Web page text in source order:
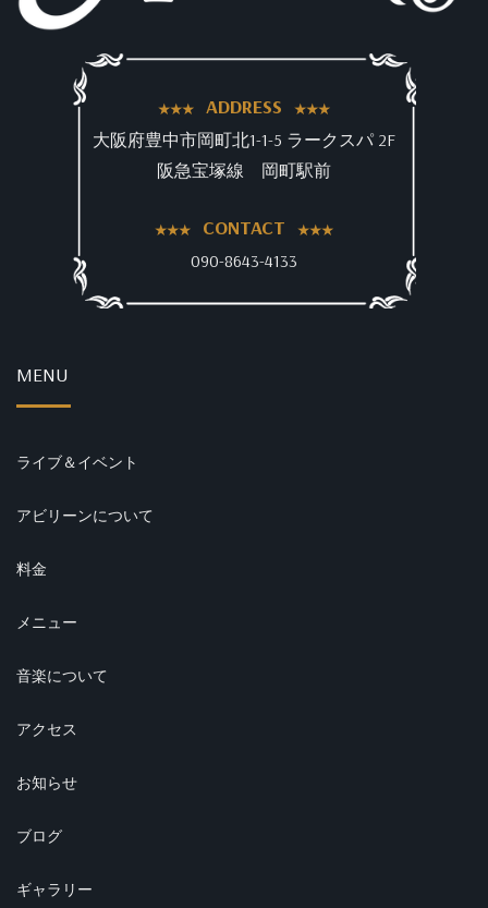
ADDRESS
大阪府豊中市岡町北1-1-5 ラークスパ 2F
阪急宝塚線 岡町駅前
CONTACT
090-8643-4133
MENU
ライブ＆イベント
アビリーンについて
料金
メニュー
音楽について
アクセス
お知らせ
ブログ
ギャラリー